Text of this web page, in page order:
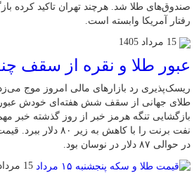
صندوق‌های طلا شد. هرچند تهران تاکید کرده
رفتار آمریکا وابسته است.
15 مرداد 1405
عبور طلا و نقره از سقف
ریسک‌پذیری رد بازارهای مالی امروز موج
طلای جهانی از سقف شش هفته‌ای خودش عبور
بازگشایی تنگه هرمز خبر از روز گذشته خبر
نفت برنت را با کاهش به
در حوالی ۸۷ دلار در نوسان بود.
15 مرداد 1405